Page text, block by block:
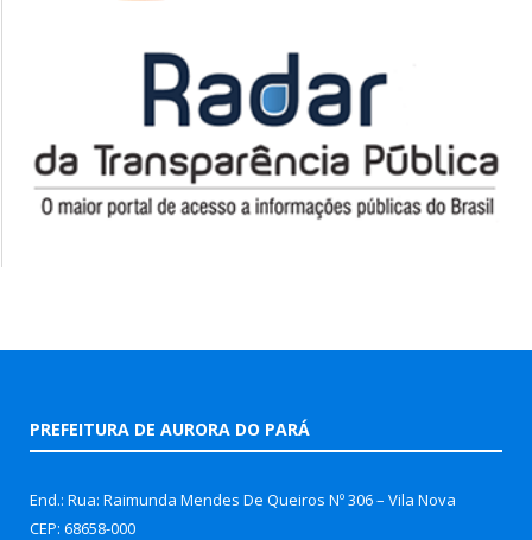
PREFEITURA DE AURORA DO PARÁ
End.: Rua: Raimunda Mendes De Queiros Nº 306 – Vila Nova
CEP: 68658-000